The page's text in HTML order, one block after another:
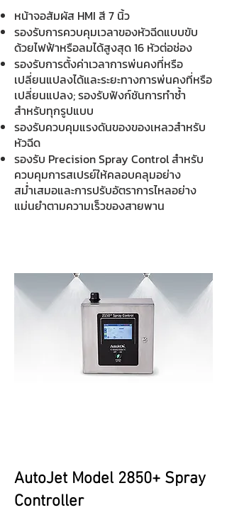
หน้าจอสัมผัส HMI สี 7 นิ้ว
รองรับการควบคุมเวลาของหัวฉีดแบบขับ
ด้วยไฟฟ้าหรือลมได้สูงสุด 16 หัวต่อช่อง
รองรับการตั้งค่าเวลาการพ่นคงที่หรือ
เปลี่ยนแปลงได้และระยะทางการพ่นคงที่หรือ
เปลี่ยนแปลง; รองรับฟังก์ชันการทำซ้ำ
สำหรับทุกรูปแบบ
รองรับควบคุมแรงดันของของเหลวสำหรับ
หัวฉีด
รองรับ Precision Spray Control สำหรับ
ควบคุมการสเปรย์ให้คลอบคลุมอย่าง
สม่ำเสมอและการปรับอัตราการไหลอย่าง
แม่นยำตามความเร็วของสายพาน
AutoJet Model 2850+ Spray
Controller